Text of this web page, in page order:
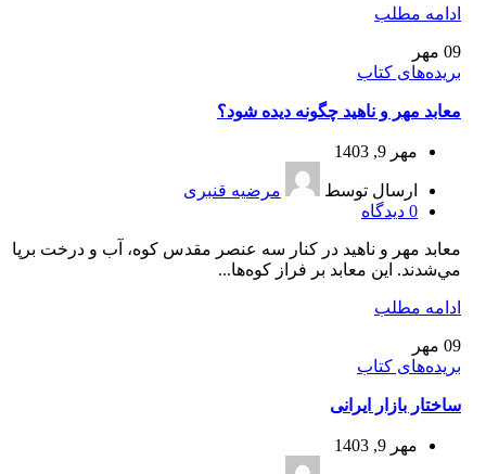
ادامه مطلب
09 مهر
بریده‌های کتاب
معابد مهر و ناهید چگونه دیده شود؟
مهر 9, 1403
ارسال توسط
مرضیه قنبری
0 دیدگاه
معابد مهر و ناهيد در كنار سه عنصر مقدس كوه، آب و درخت برپا
مي‌شدند. اين معابد بر فراز كوه‌ها...
ادامه مطلب
09 مهر
بریده‌های کتاب
ساختار بازار ایرانی
مهر 9, 1403